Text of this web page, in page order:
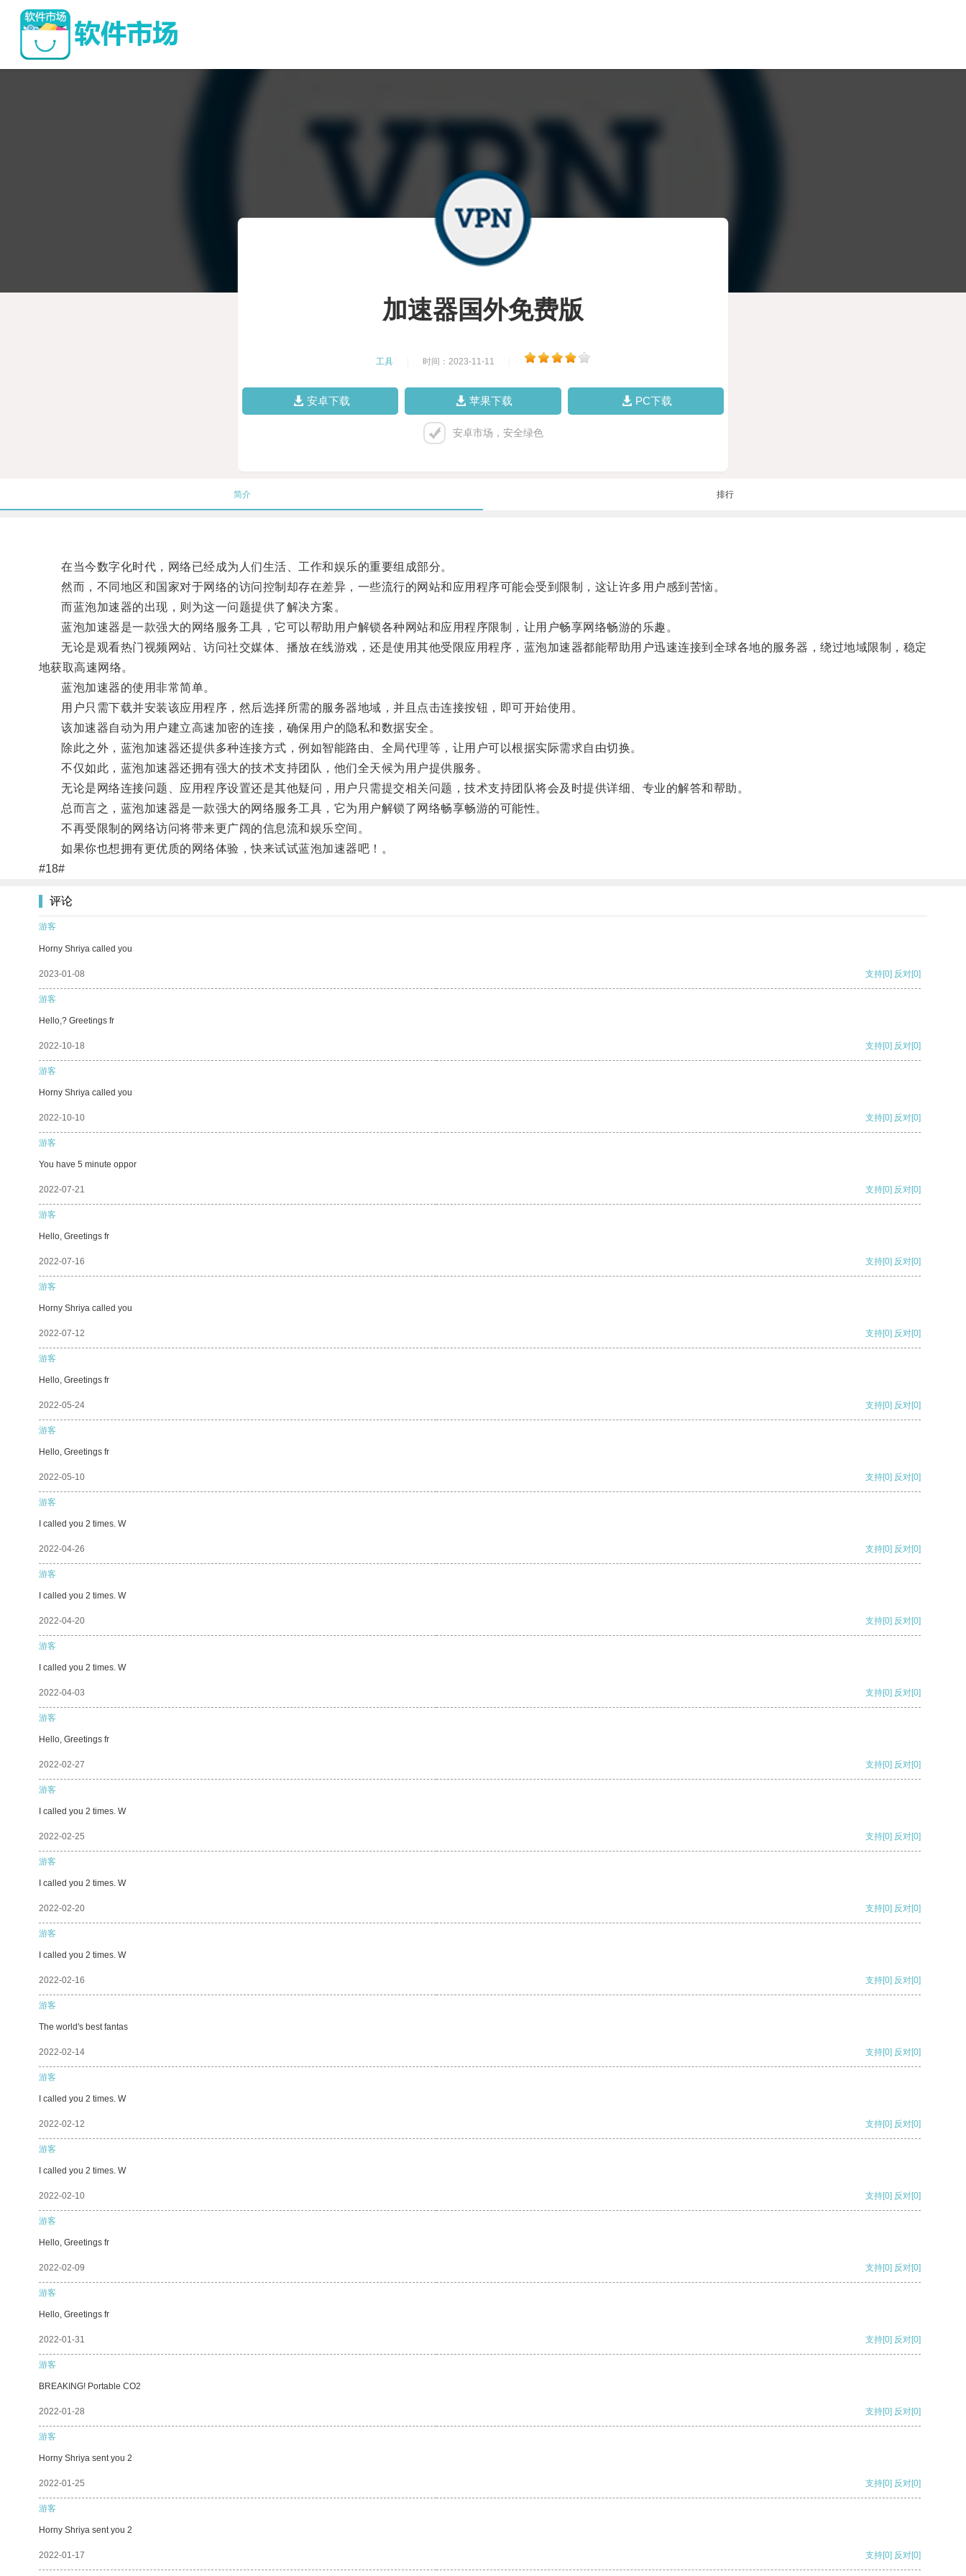
加速器国外免费版
工具 时间：2023-11-11
安卓下载 苹果下载 PC下载
安卓市场，安全绿色
简介 排行
在当今数字化时代，网络已经成为人们生活、工作和娱乐的重要组成部分。
然而，不同地区和国家对于网络的访问控制却存在差异，一些流行的网站和应用程序可能会受到限制，这让许多用户感到苦恼。
而蓝泡加速器的出现，则为这一问题提供了解决方案。
蓝泡加速器是一款强大的网络服务工具，它可以帮助用户解锁各种网站和应用程序限制，让用户畅享网络畅游的乐趣。
无论是观看热门视频网站、访问社交媒体、播放在线游戏，还是使用其他受限应用程序，蓝泡加速器都能帮助用户迅速连接到全球各地的服务器，绕过地域限制，稳定
地获取高速网络。
蓝泡加速器的使用非常简单。
用户只需下载并安装该应用程序，然后选择所需的服务器地域，并且点击连接按钮，即可开始使用。
该加速器自动为用户建立高速加密的连接，确保用户的隐私和数据安全。
除此之外，蓝泡加速器还提供多种连接方式，例如智能路由、全局代理等，让用户可以根据实际需求自由切换。
不仅如此，蓝泡加速器还拥有强大的技术支持团队，他们全天候为用户提供服务。
无论是网络连接问题、应用程序设置还是其他疑问，用户只需提交相关问题，技术支持团队将会及时提供详细、专业的解答和帮助。
总而言之，蓝泡加速器是一款强大的网络服务工具，它为用户解锁了网络畅享畅游的可能性。
不再受限制的网络访问将带来更广阔的信息流和娱乐空间。
如果你也想拥有更优质的网络体验，快来试试蓝泡加速器吧！。
#18#
评论
游客
Horny Shriya called you
2023-01-08 支持[0] 反对[0]
游客
Hello,? Greetings fr
2022-10-18 支持[0] 反对[0]
游客
Horny Shriya called you
2022-10-10 支持[0] 反对[0]
游客
You have 5 minute oppor
2022-07-21 支持[0] 反对[0]
游客
Hello, Greetings fr
2022-07-16 支持[0] 反对[0]
游客
Horny Shriya called you
2022-07-12 支持[0] 反对[0]
游客
Hello, Greetings fr
2022-05-24 支持[0] 反对[0]
游客
Hello, Greetings fr
2022-05-10 支持[0] 反对[0]
游客
I called you 2 times. W
2022-04-26 支持[0] 反对[0]
游客
I called you 2 times. W
2022-04-20 支持[0] 反对[0]
游客
I called you 2 times. W
2022-04-03 支持[0] 反对[0]
游客
Hello, Greetings fr
2022-02-27 支持[0] 反对[0]
游客
I called you 2 times. W
2022-02-25 支持[0] 反对[0]
游客
I called you 2 times. W
2022-02-20 支持[0] 反对[0]
游客
I called you 2 times. W
2022-02-16 支持[0] 反对[0]
游客
The world's best fantas
2022-02-14 支持[0] 反对[0]
游客
I called you 2 times. W
2022-02-12 支持[0] 反对[0]
游客
I called you 2 times. W
2022-02-10 支持[0] 反对[0]
游客
Hello, Greetings fr
2022-02-09 支持[0] 反对[0]
游客
Hello, Greetings fr
2022-01-31 支持[0] 反对[0]
游客
BREAKING! Portable CO2
2022-01-28 支持[0] 反对[0]
游客
Horny Shriya sent you 2
2022-01-25 支持[0] 反对[0]
游客
Horny Shriya sent you 2
2022-01-17 支持[0] 反对[0]